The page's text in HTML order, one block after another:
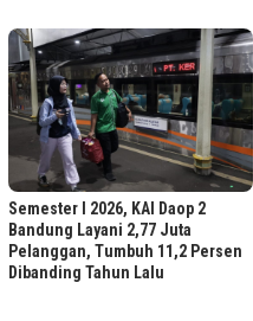
Semester I 2026, KAI Daop 2
Bandung Layani 2,77 Juta
Pelanggan, Tumbuh 11,2 Persen
Dibanding Tahun Lalu